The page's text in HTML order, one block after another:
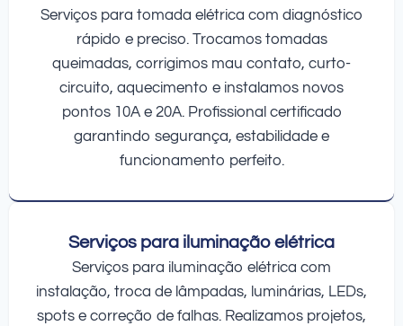
Serviços para tomada elétrica com diagnóstico
rápido e preciso. Trocamos tomadas
queimadas, corrigimos mau contato, curto-
circuito, aquecimento e instalamos novos
pontos 10A e 20A. Profissional certificado
garantindo segurança, estabilidade e
funcionamento perfeito.
Serviços para iluminação elétrica
Serviços para iluminação elétrica com
instalação, troca de lâmpadas, luminárias, LEDs,
spots e correção de falhas. Realizamos projetos,